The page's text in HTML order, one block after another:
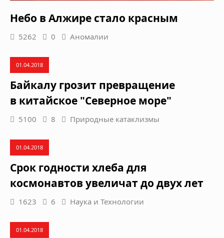
Небо в Алжире стало красным
5262 0 Аномалии
01.04.2018
Байкалу грозит превращение
в китайское "Северное море"
5100 8 Природные катаклизмы
01.04.2018
Срок годности хлеба для
космонавтов увеличат до двух лет
1623 6 Наука и Технологии
01.04.2018